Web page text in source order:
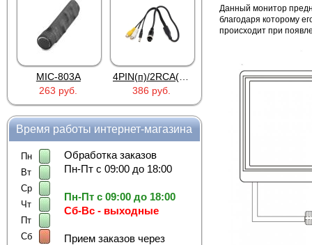
MIC-803A
263 руб.
4PIN(п)/2RCA(м)+DJK-11(п)
386 руб.
4PIN(п)/2RCA(п)+DJK-11(п)
Время работы интернет-магазина
Пн
Вт
Ср
Чт
Пт
Сб
Обработка заказов
Пн-Пт с 09:00 до 18:00
Пн-Пт с 09:00 до 18:00
Сб-Вс - выходные
Прием заказов через
Данный монитор
благодаря которому
происходит при